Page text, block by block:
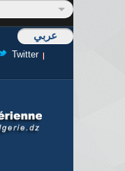
عربي
Twitter